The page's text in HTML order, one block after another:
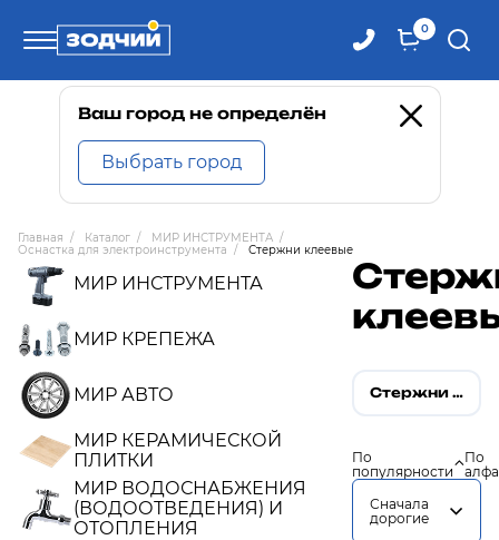
0
Телефоны
8 800 100-71-71
8 (4242) 30-00-27
8 (4242) 30-00-72
Ваш город не определён
Выбрать город
Главная / Каталог / МИР ИНСТРУМЕНТА /
Оснастка для электроинструмента / Стержни клеевые
МИР ИНСТРУМЕНТА
МИР КРЕПЕЖА
МИР АВТО
МИР КЕРАМИЧЕСКОЙ
ПЛИТКИ
МИР ВОДОСНАБЖЕНИЯ
(ВОДООТВЕДЕНИЯ) И
ОТОПЛЕНИЯ
Стержни клеевые
По
популярности
По
Сначала
дорогие